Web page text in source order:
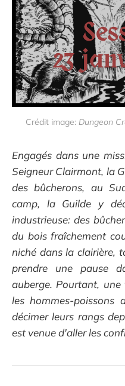
Crédit image: Dungeon
Engagés dans une
Seigneur Clairmont, la
des bûcherons, au
camp, la Guilde y
industrieuse: des
du bois fraîchement
niché dans la clairière,
prendre une pause
auberge. Pourtant,
les hommes-poissons
décimer leurs rangs
est venue d'aller les